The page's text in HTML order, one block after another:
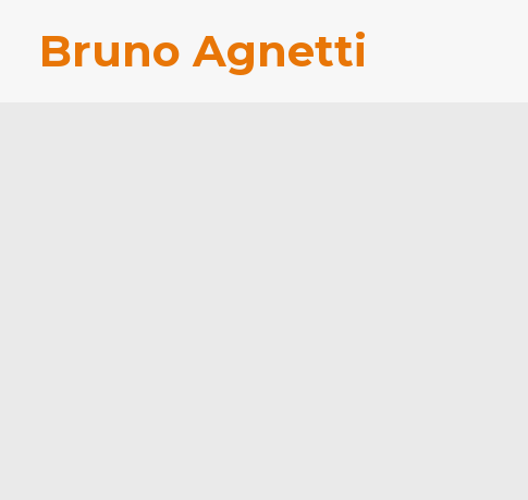
Bruno Agnetti